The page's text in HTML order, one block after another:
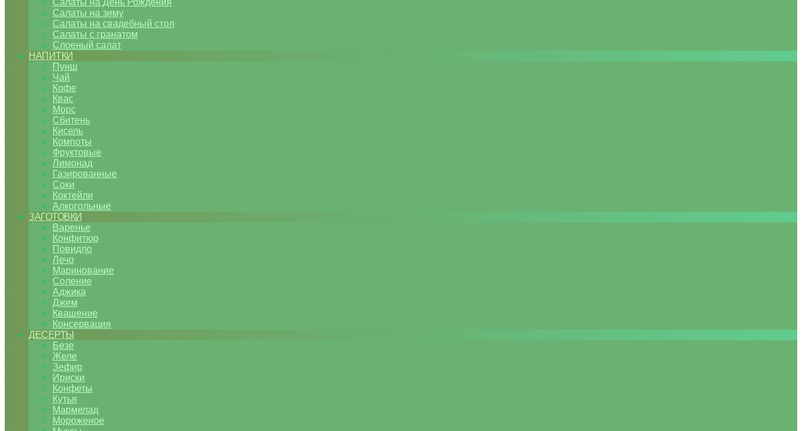
Салаты на День Рождения
Салаты на зиму
Салаты на свадебный стол
Салаты с гранатом
Слоеный салат
НАПИТКИ
Пунш
Чай
Кофе
Квас
Морс
Сбитень
Кисель
Компоты
Фруктовые
Лимонад
Газированные
Соки
Коктейли
Алкогольные
ЗАГОТОВКИ
Варенье
Конфитюр
Повидло
Лечо
Маринование
Соление
Аджика
Джем
Квашение
Консервация
ДЕСЕРТЫ
Безе
Желе
Зефир
Ириски
Конфеты
Кутья
Мармелад
Мороженое